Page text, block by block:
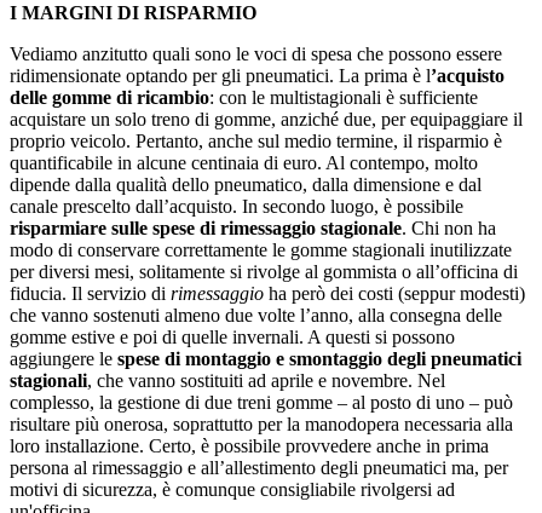
I MARGINI DI RISPARMIO
Vediamo anzitutto quali sono le voci di spesa che possono essere
ridimensionate optando per gli pneumatici. La prima è l’acquisto
delle gomme di ricambio: con le multistagionali è sufficiente
acquistare un solo treno di gomme, anziché due, per equipaggiare il
proprio veicolo. Pertanto, anche sul medio termine, il risparmio è
quantificabile in alcune centinaia di euro. Al contempo, molto
dipende dalla qualità dello pneumatico, dalla dimensione e dal
canale prescelto dall’acquisto. In secondo luogo, è possibile
risparmiare sulle spese di rimessaggio stagionale. Chi non ha
modo di conservare correttamente le gomme stagionali inutilizzate
per diversi mesi, solitamente si rivolge al gommista o all’officina di
fiducia. Il servizio di rimessaggio ha però dei costi (seppur modesti)
che vanno sostenuti almeno due volte l’anno, alla consegna delle
gomme estive e poi di quelle invernali. A questi si possono
aggiungere le spese di montaggio e smontaggio degli pneumatici
stagionali, che vanno sostituiti ad aprile e novembre. Nel
complesso, la gestione di due treni gomme – al posto di uno – può
risultare più onerosa, soprattutto per la manodopera necessaria alla
loro installazione. Certo, è possibile provvedere anche in prima
persona al rimessaggio e all’allestimento degli pneumatici ma, per
motivi di sicurezza, è comunque consigliabile rivolgersi ad